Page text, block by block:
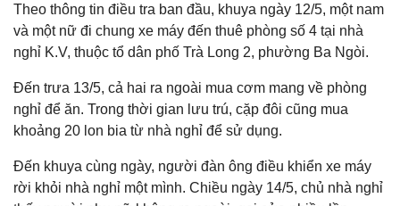
Theo thông tin điều tra ban đầu, khuya ngày 12/5, một nam
và một nữ đi chung xe máy đến thuê phòng số 4 tại nhà
nghỉ K.V, thuộc tổ dân phố Trà Long 2, phường Ba Ngòi.
Đến trưa 13/5, cả hai ra ngoài mua cơm mang về phòng
nghỉ để ăn. Trong thời gian lưu trú, cặp đôi cũng mua
khoảng 20 lon bia từ nhà nghỉ để sử dụng.
Đến khuya cùng ngày, người đàn ông điều khiển xe máy
rời khỏi nhà nghỉ một mình. Chiều ngày 14/5, chủ nhà nghỉ